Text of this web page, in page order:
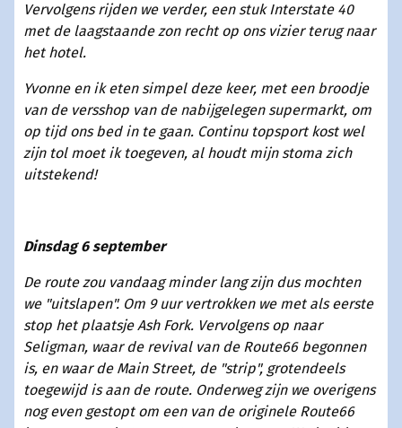
Vervolgens rijden we verder, een stuk Interstate 40
met de laagstaande zon recht op ons vizier terug naar
het hotel.
Yvonne en ik eten simpel deze keer, met een broodje
van de versshop van de nabijgelegen supermarkt, om
op tijd ons bed in te gaan. Continu topsport kost wel
zijn tol moet ik toegeven, al houdt mijn stoma zich
uitstekend!
Dinsdag 6 september
De route zou vandaag minder lang zijn dus mochten
we "uitslapen". Om 9 uur vertrokken we met als eerste
stop het plaatsje Ash Fork. Vervolgens op naar
Seligman, waar de revival van de Route66 begonnen
is, en waar de Main Street, de "strip", grotendeels
toegewijd is aan de route. Onderweg zijn we overigens
nog even gestopt om een van de originele Route66